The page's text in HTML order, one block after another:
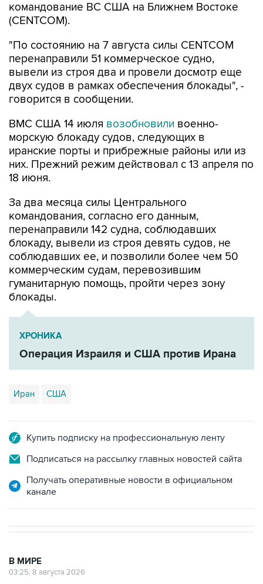
"По состоянию на 7 августа силы CENTCOM
вывели из строя два и провели досмотр еще
двух судов в рамках обеспечения блокады", -
говорится в сообщении.
ВМС США 14 июлявозобновили
иранские порты и прибрежные районы или из
них. Прежний режим действовал с 13 апреля по
18 июня.
За два месяца силы Центрального
перенаправили 142 судна, соблюдавших
блокаду, вывели из строя девять судов, не
соблюдавших ее, и позволили более чем 50
коммерческим судам, перевозившим
гуманитарную помощь, пройти через зону
блокады.
ХРОНИКА
Операция Израиля и США против Ирана
Иран США
Подписаться на рассылку главных новостей сайта
Получать оперативные новости в официальном
Пентагон опубликовал очередную